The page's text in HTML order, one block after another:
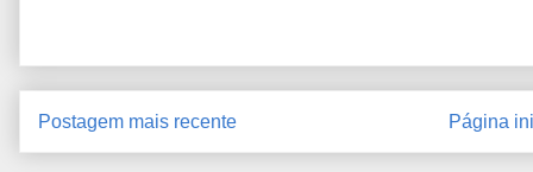
Postagem mais recente Página